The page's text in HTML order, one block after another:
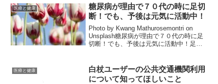
血小板を待っているとのこと。月曜日か
火曜日の、どちらかに...
医療と健康
糖尿病が理由で７０代の時に足切
断！でも、予後は元気に活動中！
Photo by Kwang Mathurosemontri on
Unsplash糖尿病が理由で７０代の時に足
切断！でも、予後は元気に活動中！足の
た。思い出しながら、一...
医療と健康
白杖ユーザーの公共交通機関利用
について知ってほしいこと